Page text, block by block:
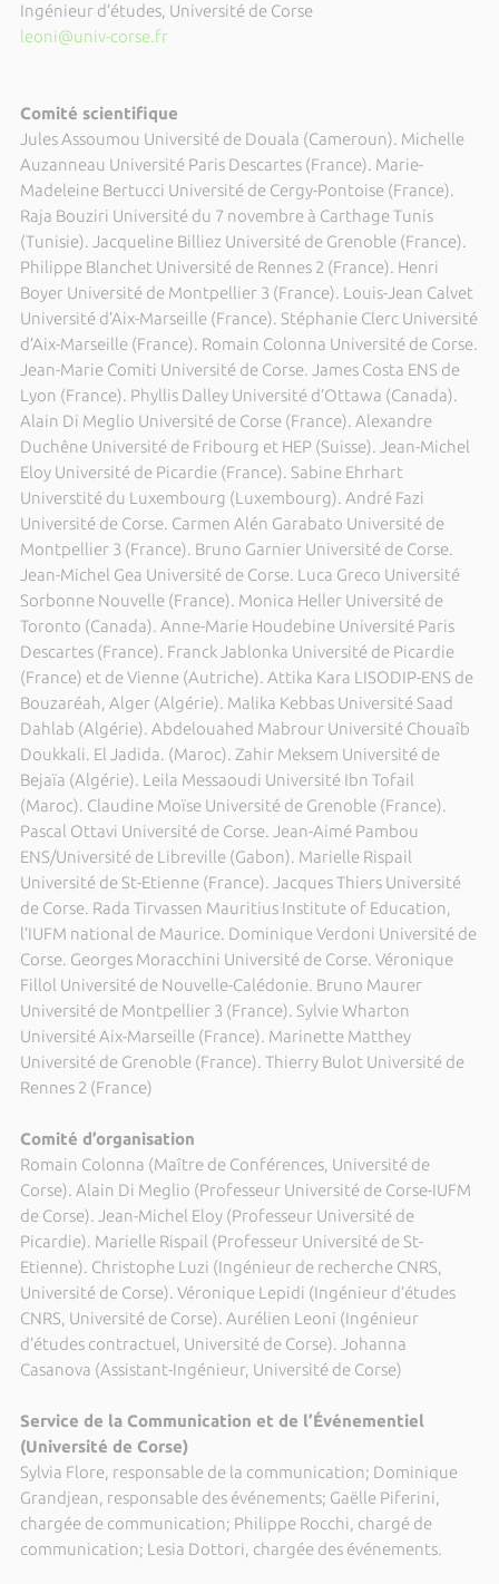
Ingénieur d’études, Université de Corse
leoni@univ-corse.fr
Comité scientifique
Jules Assoumou Université de Douala (Cameroun). Michelle
Auzanneau Université Paris Descartes (France). Marie-
Madeleine Bertucci Université de Cergy-Pontoise (France).
Raja Bouziri Université du 7 novembre à Carthage Tunis
(Tunisie). Jacqueline Billiez Université de Grenoble (France).
Philippe Blanchet Université de Rennes 2 (France). Henri
Boyer Université de Montpellier 3 (France). Louis-Jean Calvet
Université d’Aix-Marseille (France). Stéphanie Clerc Université
d’Aix-Marseille (France). Romain Colonna Université de Corse.
Jean-Marie Comiti Université de Corse. James Costa ENS de
Lyon (France). Phyllis Dalley Université d’Ottawa (Canada).
Alain Di Meglio Université de Corse (France). Alexandre
Duchêne Université de Fribourg et HEP (Suisse). Jean-Michel
Eloy Université de Picardie (France). Sabine Ehrhart
Universtité du Luxembourg (Luxembourg). André Fazi
Université de Corse. Carmen Alén Garabato Université de
Montpellier 3 (France). Bruno Garnier Université de Corse.
Jean-Michel Gea Université de Corse. Luca Greco Université
Sorbonne Nouvelle (France). Monica Heller Université de
Toronto (Canada). Anne-Marie Houdebine Université Paris
Descartes (France). Franck Jablonka Université de Picardie
(France) et de Vienne (Autriche). Attika Kara LISODIP-ENS de
Bouzaréah, Alger (Algérie). Malika Kebbas Université Saad
Dahlab (Algérie). Abdelouahed Mabrour Université Chouaîb
Doukkali. El Jadida. (Maroc). Zahir Meksem Université de
Bejaïa (Algérie). Leila Messaoudi Université Ibn Tofail
(Maroc). Claudine Moïse Université de Grenoble (France).
Pascal Ottavi Université de Corse. Jean-Aimé Pambou
ENS/Université de Libreville (Gabon). Marielle Rispail
Université de St-Etienne (France). Jacques Thiers Université
de Corse. Rada Tirvassen Mauritius Institute of Education,
l’IUFM national de Maurice. Dominique Verdoni Université de
Corse. Georges Moracchini Université de Corse. Véronique
Fillol Université de Nouvelle-Calédonie. Bruno Maurer
Université de Montpellier 3 (France). Sylvie Wharton
Université Aix-Marseille (France). Marinette Matthey
Université de Grenoble (France). Thierry Bulot Université de
Rennes 2 (France)
Comité d’organisation
Romain Colonna (Maître de Conférences, Université de
Corse). Alain Di Meglio (Professeur Université de Corse-IUFM
de Corse). Jean-Michel Eloy (Professeur Université de
Picardie). Marielle Rispail (Professeur Université de St-
Etienne). Christophe Luzi (Ingénieur de recherche CNRS,
Université de Corse). Véronique Lepidi (Ingénieur d’études
CNRS, Université de Corse). Aurélien Leoni (Ingénieur
d’études contractuel, Université de Corse). Johanna
Casanova (Assistant-Ingénieur, Université de Corse)
Service de la Communication et de l’Événementiel
(Université de Corse)
Sylvia Flore, responsable de la communication; Dominique
Grandjean, responsable des événements; Gaëlle Piferini,
chargée de communication; Philippe Rocchi, chargé de
communication; Lesia Dottori, chargée des événements.